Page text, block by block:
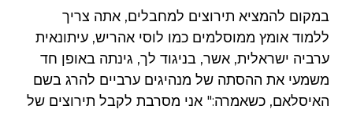
במקום להמציא תירוצים למחבלים, אתה צריך
ללמוד אומץ ממוסלמים כמו לוסי אהריש, עיתונאית
ערביה ישראלית, אשר, בניגוד לך, גינתה באופן חד
משמעי את ההסתה של מנהיגים ערביים להרג בשם
האיסלאם, כשאמרה:" אני מסרבת לקבל תירוצים של